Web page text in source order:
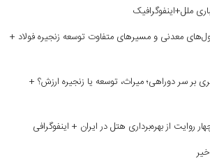
ملل+اینفوگرافیک
معدنی و مسیر‌های متفاوت توسعه زنجیره فولاد +
بر سر دوراهی؛ میراث، توسعه یا زنجیره ارزش؟ +
روایت از بهره‌برداری هتل در ایران + اینفوگرافی